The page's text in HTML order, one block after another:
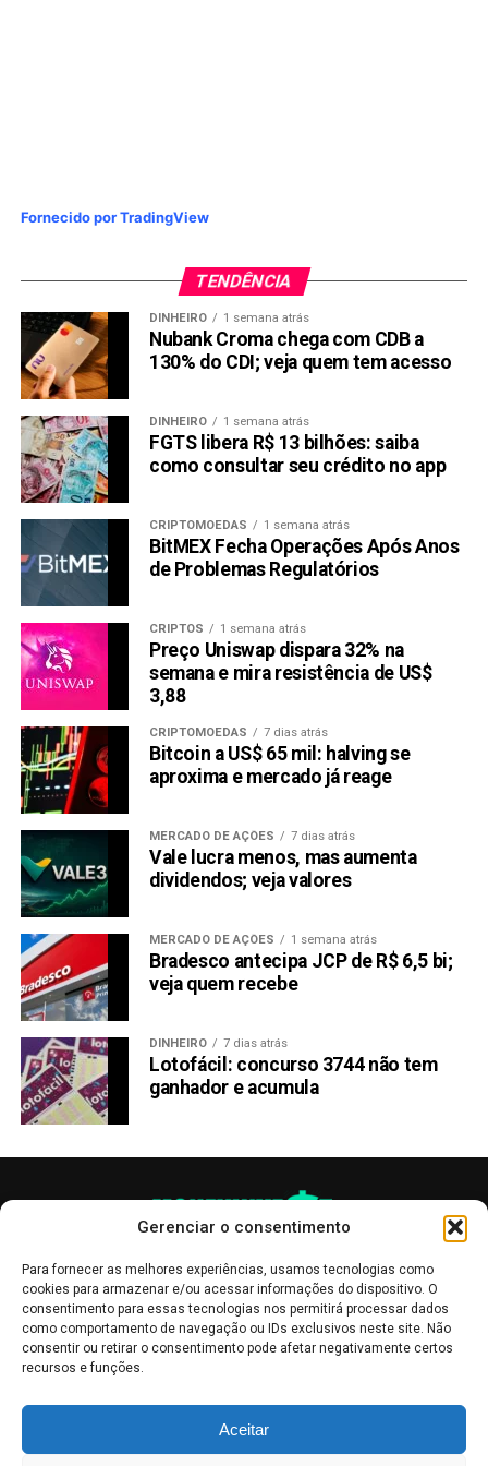
Gerenciar o consentimento
Para fornecer as melhores experiências, usamos tecnologias como
cookies para armazenar e/ou acessar informações do dispositivo. O
consentimento para essas tecnologias nos permitirá processar dados
como comportamento de navegação ou IDs exclusivos neste site. Não
consentir ou retirar o consentimento pode afetar negativamente certos
recursos e funções.
Aceitar
recursos de negociação ao vivo sejam implementados.
À medida que a plataforma de negociação de
analistas estão promovendo o token PLX nativo a atingir
alturas sem precedentes nas próximas semanas.
Enquanto isso, o recurso de staking na Pullix apresenta
30 a 180 dias, e apresenta APYs atrativos que variam de
10% a 45%. Enquanto a Pullix continua a subir
meteoricamente no mercado de criptomoedas e registrar
US $ 5 antes do final do ano.
Para obter mais informações sobre a Pullix, consulte os
Junte-se às Comunidades da Pullix
Compre via Bitmart
LEIA COM ATENÇÃO:
aconselhamento de investimentonem recomendação
de compra de qualquer criptomoeda. O objetivo é
manter os interessados em criptomoedas informados
sobre os desenvolvimentos recentes.
Compartilhar:
Copy
Link
WhatsApp
TÓPICOS RELACIONADOS: BITCOIN PULLIX
PRÓXIMA:
Previsão de preço do Ripple: O XRP chegará a US$ 1
em abril?
NÃO PERCA:
Criptos para o mês de Abril: Pepe 2.0 (PEPE2.0),
Fornecido por TradingView
TENDÊNCIA
DINHEIRO 1 semana atrás
Nubank Croma chega com CDB a
130% do CDI; veja quem tem acesso
DINHEIRO 1 semana atrás
FGTS libera R$ 13 bilhões: saiba
como consultar seu crédito no app
CRIPTOMOEDAS 1 semana atrás
BitMEX Fecha Operações Após Anos
de Problemas Regulatórios
CRIPTOS 1 semana atrás
Preço Uniswap dispara 32% na
semana e mira resistência de US$
3,88
CRIPTOMOEDAS 7 dias atrás
Bitcoin a US$ 65 mil: halving se
aproxima e mercado já reage
MERCADO DE AÇÕES 7 dias atrás
Vale lucra menos, mas aumenta
dividendos; veja valores
MERCADO DE AÇÕES 1 semana atrás
Bradesco antecipa JCP de R$ 6,5 bi;
veja quem recebe
DINHEIRO 7 dias atrás
Lotofácil: concurso 3744 não tem
ganhador e acumula
informativo, servindo como boletins de divulgação, e não devem ser
interpretadas como recomendações de investimento.Leia mais